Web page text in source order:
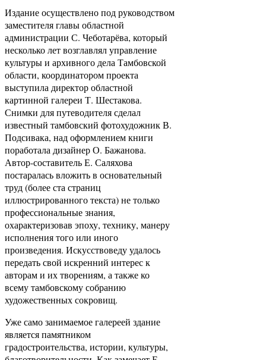
Издание осуществлено под руководством
заместителя главы областной
администрации С. Чеботарёва, который
несколько лет возглавлял управление
культуры и архивного дела Тамбовской
области, координатором проекта
выступила директор областной
картинной галереи Т. Шестакова.
Снимки для путеводителя сделал
известный тамбовский фотохудожник В.
Подсивака, над оформлением книги
поработала дизайнер О. Бажанова.
Автор-составитель Е. Саляхова
постаралась вложить в основательный
труд (более ста страниц
иллюстрированного текста) не только
профессиональные знания,
охарактеризовав эпоху, технику, манеру
исполнения того или иного
произведения. Искусствоведу удалось
передать свой искренний интерес к
авторам и их творениям, а также ко
всему тамбовскому собранию
художественных сокровищ.
Уже само занимаемое галереей здание
является памятником
градостроительства, истории, культуры,